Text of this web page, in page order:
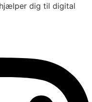
dig til digital